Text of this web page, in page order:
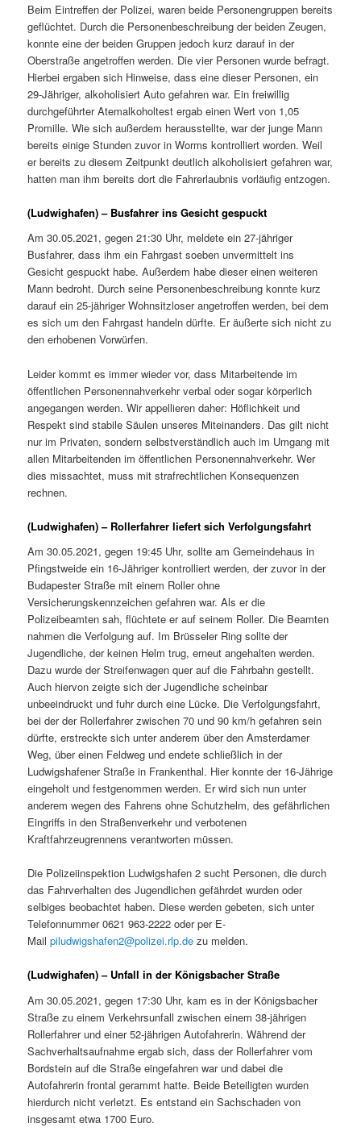
Beim Eintreffen der Polizei, waren beide Personengruppen bereits
geflüchtet. Durch die Personenbeschreibung der beiden Zeugen,
konnte eine der beiden Gruppen jedoch kurz darauf in der
Oberstraße angetroffen werden. Die vier Personen wurde befragt.
Hierbei ergaben sich Hinweise, dass eine dieser Personen, ein
29-Jähriger, alkoholisiert Auto gefahren war. Ein freiwillig
durchgeführter Atemalkoholtest ergab einen Wert von 1,05
Promille. Wie sich außerdem herausstellte, war der junge Mann
bereits einige Stunden zuvor in Worms kontrolliert worden. Weil
er bereits zu diesem Zeitpunkt deutlich alkoholisiert gefahren war,
hatten man ihm bereits dort die Fahrerlaubnis vorläufig entzogen.
(Ludwighafen) – Busfahrer ins Gesicht gespuckt
Am 30.05.2021, gegen 21:30 Uhr, meldete ein 27-jähriger
Busfahrer, dass ihm ein Fahrgast soeben unvermittelt ins
Gesicht gespuckt habe. Außerdem habe dieser einen weiteren
Mann bedroht. Durch seine Personenbeschreibung konnte kurz
darauf ein 25-jähriger Wohnsitzloser angetroffen werden, bei dem
es sich um den Fahrgast handeln dürfte. Er äußerte sich nicht zu
den erhobenen Vorwürfen.
Leider kommt es immer wieder vor, dass Mitarbeitende im
öffentlichen Personennahverkehr verbal oder sogar körperlich
angegangen werden. Wir appellieren daher: Höflichkeit und
Respekt sind stabile Säulen unseres Miteinanders. Das gilt nicht
nur im Privaten, sondern selbstverständlich auch im Umgang mit
allen Mitarbeitenden im öffentlichen Personennahverkehr. Wer
dies missachtet, muss mit strafrechtlichen Konsequenzen
rechnen.
(Ludwighafen) – Rollerfahrer liefert sich Verfolgungsfahrt
Am 30.05.2021, gegen 19:45 Uhr, sollte am Gemeindehaus in
Pfingstweide ein 16-Jähriger kontrolliert werden, der zuvor in der
Budapester Straße mit einem Roller ohne
Versicherungskennzeichen gefahren war. Als er die
Polizeibeamten sah, flüchtete er auf seinem Roller. Die Beamten
nahmen die Verfolgung auf. Im Brüsseler Ring sollte der
Jugendliche, der keinen Helm trug, erneut angehalten werden.
Dazu wurde der Streifenwagen quer auf die Fahrbahn gestellt.
Auch hiervon zeigte sich der Jugendliche scheinbar
unbeeindruckt und fuhr durch eine Lücke. Die Verfolgungsfahrt,
bei der der Rollerfahrer zwischen 70 und 90 km/h gefahren sein
dürfte, erstreckte sich unter anderem über den Amsterdamer
Weg, über einen Feldweg und endete schließlich in der
Ludwigshafener Straße in Frankenthal. Hier konnte der 16-Jährige
eingeholt und festgenommen werden. Er wird sich nun unter
anderem wegen des Fahrens ohne Schutzhelm, des gefährlichen
Eingriffs in den Straßenverkehr und verbotenen
Kraftfahrzeugrennens verantworten müssen.
Die Polizeiinspektion Ludwigshafen 2 sucht Personen, die durch
das Fahrverhalten des Jugendlichen gefährdet wurden oder
selbiges beobachtet haben. Diese werden gebeten, sich unter
Telefonnummer 0621 963-2222 oder per E-
Mailpiludwigshafen2@polizei.rlp.de zu melden.
(Ludwighafen) – Unfall in der Königsbacher Straße
Am 30.05.2021, gegen 17:30 Uhr, kam es in der Königsbacher
Straße zu einem Verkehrsunfall zwischen einem 38-jährigen
Rollerfahrer und einer 52-jährigen Autofahrerin. Während der
Sachverhaltsaufnahme ergab sich, dass der Rollerfahrer vom
Bordstein auf die Straße eingefahren war und dabei die
Autofahrerin frontal gerammt hatte. Beide Beteiligten wurden
hierdurch nicht verletzt. Es entstand ein Sachschaden von
insgesamt etwa 1700 Euro.